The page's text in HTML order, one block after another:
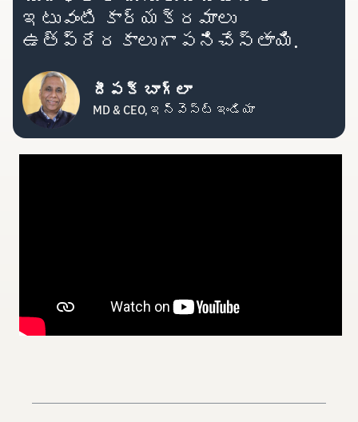
ఇటువంటి కార్యక్రమాలు
ఉత్ప్రేరకాలుగా పనిచేస్తాయి.
దీపక్ బాగ్లా
MD & CEO, ఇన్వెస్ట్ ఇండియా